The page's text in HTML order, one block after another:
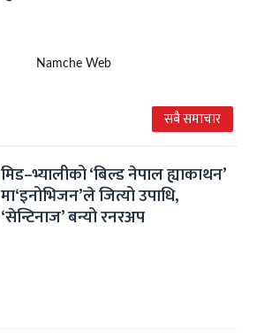
सबै समाचार
मिड–भ्यालीको ‘बिल्ड नेपाल ह्याकाथन’
मा‘इनोभिजन’ले जित्यो उपाधि,
‘सेन्टिनाज’ बन्यो रनरअप